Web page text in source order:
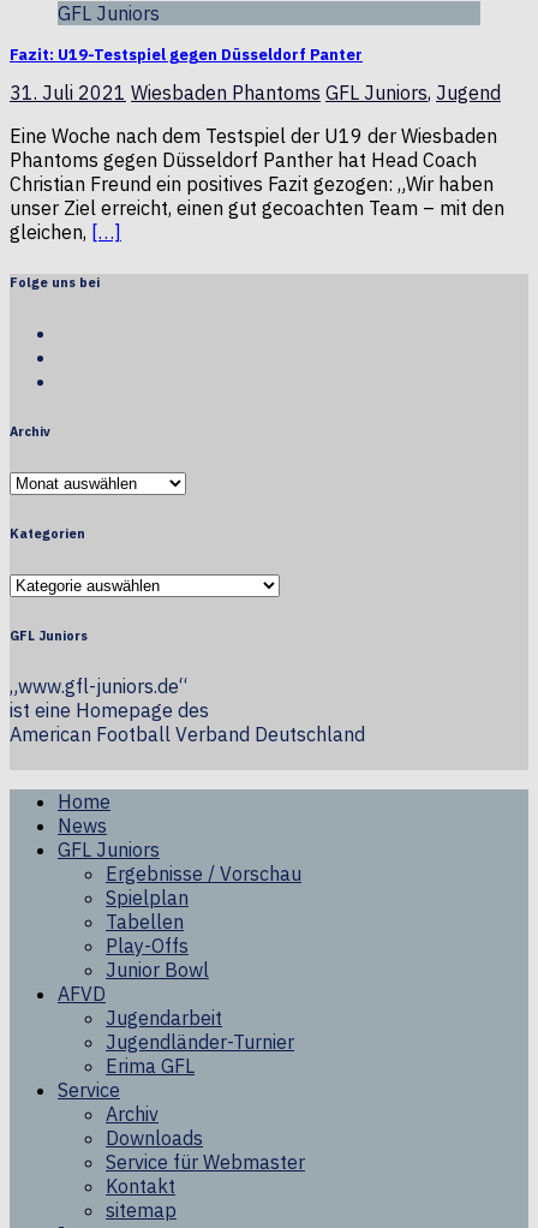
GFL Juniors
Fazit: U19-Testspiel gegen Düsseldorf Panter
31. Juli 2021 Wiesbaden Phantoms GFL Juniors, Jugend
Eine Woche nach dem Testspiel der U19 der Wiesbaden
Phantoms gegen Düsseldorf Panther hat Head Coach
Christian Freund ein positives Fazit gezogen: „Wir haben
unser Ziel erreicht, einen gut gecoachten Team – mit den
gleichen, […]
Folge uns bei
Archiv
Archiv
Kategorien
Kategorien
GFL Juniors
„www.gfl-juniors.de“
ist eine Homepage des
American Football Verband Deutschland
Home
News
GFL Juniors
Ergebnisse / Vorschau
Spielplan
Tabellen
Play-Offs
Junior Bowl
AFVD
Jugendarbeit
Jugendländer-Turnier
Erima GFL
Service
Archiv
Downloads
Service für Webmaster
Kontakt
sitemap